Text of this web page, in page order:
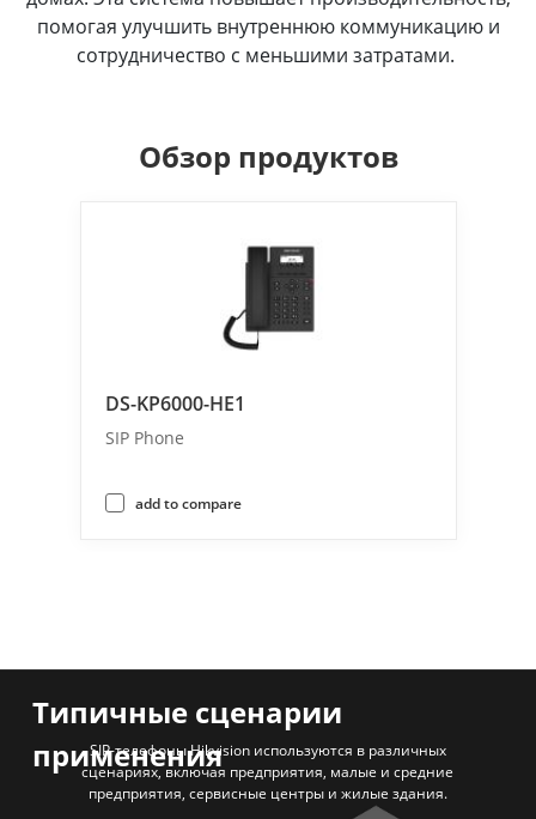
помогая улучшить внутреннюю коммуникацию и
сотрудничество с меньшими затратами.
Обзор продуктов
DS-KP6000-HE1
SIP Phone
add to compare
Типичные сценарии
применения
SIP-телефоны Hikvision используются в различных
сценариях, включая предприятия, малые и средние
предприятия, сервисные центры и жилые здания.